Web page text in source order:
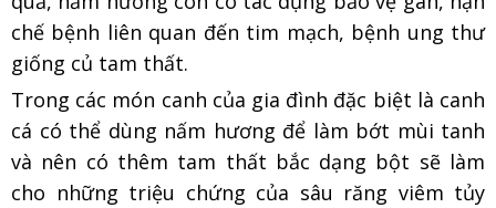
chế bệnh liên quan đến tim mạch, bệnh ung thư
giống củ tam thất.
Trong các món canh của gia đình đặc biệt là canh
cá có thể dùng nấm hương để làm bớt mùi tanh
và nên có thêm tam thất bắc dạng bột sẽ làm
cho những triệu chứng của sâu răng viêm tủy